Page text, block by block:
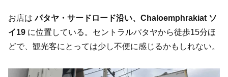
お店はパタヤ・サードロード沿い、Chaloemphrakiat ソ
イ19 に位置している。セントラルパタヤから徒歩15分ほ
どで、観光客にとっては少し不便に感じるかもしれない。